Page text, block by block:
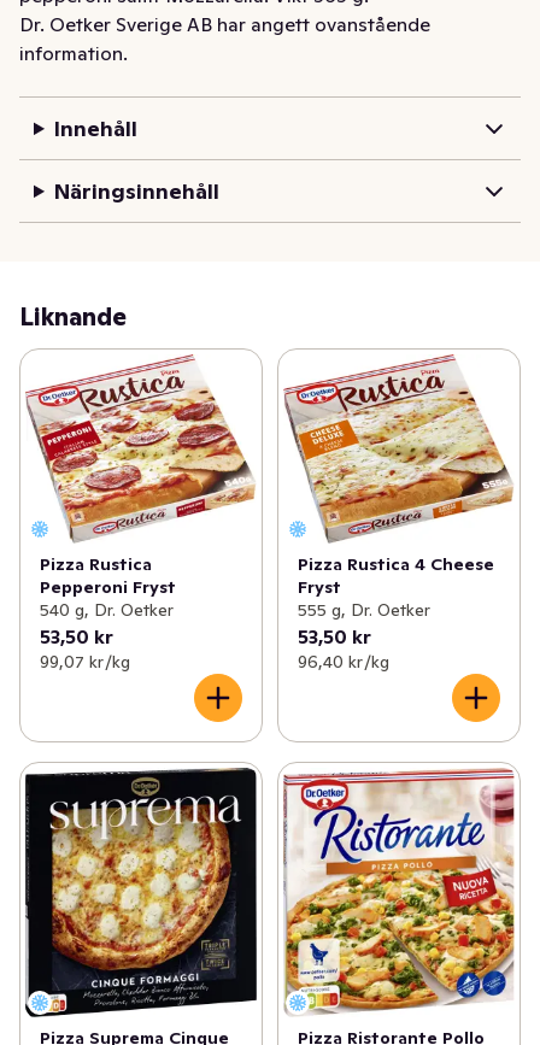
Dr. Oetker Sverige AB har angett ovanstående
information.
Innehåll
Näringsinnehåll
Liknande
Pizza Rustica
Pepperoni Fryst
540 g, Dr. Oetker
53,50 kr
99,07 kr /kg
Pizza Rustica 4 Cheese
Fryst
555 g, Dr. Oetker
53,50 kr
96,40 kr /kg
Pizza Suprema Cinque
Pizza Ristorante Pollo